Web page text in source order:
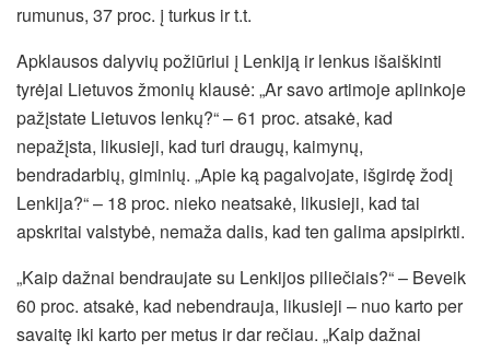
rumunus, 37 proc. į turkus ir t.t.
Apklausos dalyvių požiūriui į Lenkiją ir lenkus išaiškinti
tyrėjai Lietuvos žmonių klausė: „Ar savo artimoje aplinkoje
pažįstate Lietuvos lenkų?“ – 61 proc. atsakė, kad
nepažįsta, likusieji, kad turi draugų, kaimynų,
bendradarbių, giminių. „Apie ką pagalvojate, išgirdę žodį
Lenkija?“ – 18 proc. nieko neatsakė, likusieji, kad tai
apskritai valstybė, nemaža dalis, kad ten galima apsipirkti.
„Kaip dažnai bendraujate su Lenkijos piliečiais?“ – Beveik
60 proc. atsakė, kad nebendrauja, likusieji – nuo karto per
savaitę iki karto per metus ir dar rečiau. „Kaip dažnai